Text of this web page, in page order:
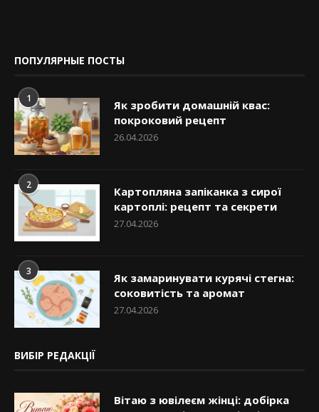
ПОПУЛЯРНЫЕ ПОСТЫ
1
Як зробити домашній квас:
покроковий рецепт
26.04.2026
2
Картопляна запіканка з сирої
картоплі: рецепт та секрети
27.04.2026
3
Як замаринувати курячі стегна:
соковитість та аромат
27.04.2026
ВИБІР РЕДАКЦІЇ
Вітаю з ювілеєм жінці: добірка